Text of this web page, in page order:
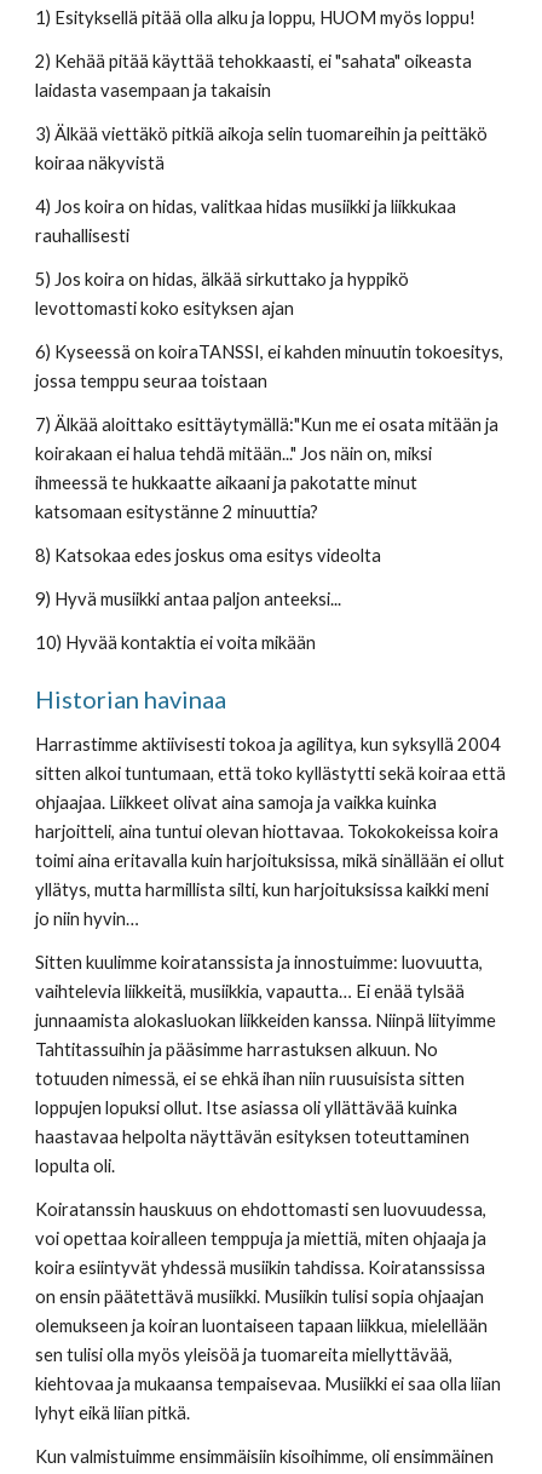
1) Esityksellä pitää olla alku ja loppu, HUOM myös loppu!
2) Kehää pitää käyttää tehokkaasti, ei "sahata" oikeasta
laidasta vasempaan ja takaisin
3) Älkää viettäkö pitkiä aikoja selin tuomareihin ja peittäkö
koiraa näkyvistä
4) Jos koira on hidas, valitkaa hidas musiikki ja liikkukaa
rauhallisesti
5) Jos koira on hidas, älkää sirkuttako ja hyppikö
levottomasti koko esityksen ajan
6) Kyseessä on koiraTANSSI, ei kahden minuutin tokoesitys,
jossa temppu seuraa toistaan
7) Älkää aloittako esittäytymällä:"Kun me ei osata mitään ja
koirakaan ei halua tehdä mitään..." Jos näin on, miksi
ihmeessä te hukkaatte aikaani ja pakotatte minut
katsomaan esitystänne 2 minuuttia?
8) Katsokaa edes joskus oma esitys videolta
9) Hyvä musiikki antaa paljon anteeksi...
10) Hyvää kontaktia ei voita mikään
Historian havinaa
Harrastimme aktiivisesti tokoa ja agilitya, kun syksyllä 2004
sitten alkoi tuntumaan, että toko kyllästytti sekä koiraa että
ohjaajaa. Liikkeet olivat aina samoja ja vaikka kuinka
harjoitteli, aina tuntui olevan hiottavaa. Tokokokeissa koira
toimi aina eritavalla kuin harjoituksissa, mikä sinällään ei ollut
yllätys, mutta harmillista silti, kun harjoituksissa kaikki meni
jo niin hyvin…
Sitten kuulimme koiratanssista ja innostuimme: luovuutta,
vaihtelevia liikkeitä, musiikkia, vapautta… Ei enää tylsää
junnaamista alokasluokan liikkeiden kanssa. Niinpä liityimme
Tahtitassuihin ja pääsimme harrastuksen alkuun. No
totuuden nimessä, ei se ehkä ihan niin ruusuisista sitten
loppujen lopuksi ollut. Itse asiassa oli yllättävää kuinka
haastavaa helpolta näyttävän esityksen toteuttaminen
lopulta oli.
Koiratanssin hauskuus on ehdottomasti sen luovuudessa,
voi opettaa koiralleen temppuja ja miettiä, miten ohjaaja ja
koira esiintyvät yhdessä musiikin tahdissa. Koiratanssissa
on ensin päätettävä musiikki. Musiikin tulisi sopia ohjaajan
olemukseen ja koiran luontaiseen tapaan liikkua, mielellään
sen tulisi olla myös yleisöä ja tuomareita miellyttävää,
kiehtovaa ja mukaansa tempaisevaa. Musiikki ei saa olla liian
lyhyt eikä liian pitkä.
Kun valmistuimme ensimmäisiin kisoihimme, oli ensimmäinen